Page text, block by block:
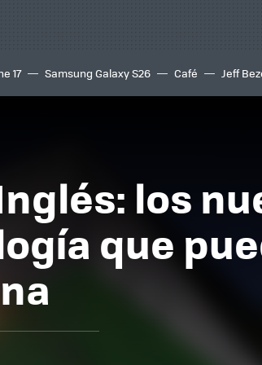
17 Samsung Galaxy S26 Café Jeff
los
que